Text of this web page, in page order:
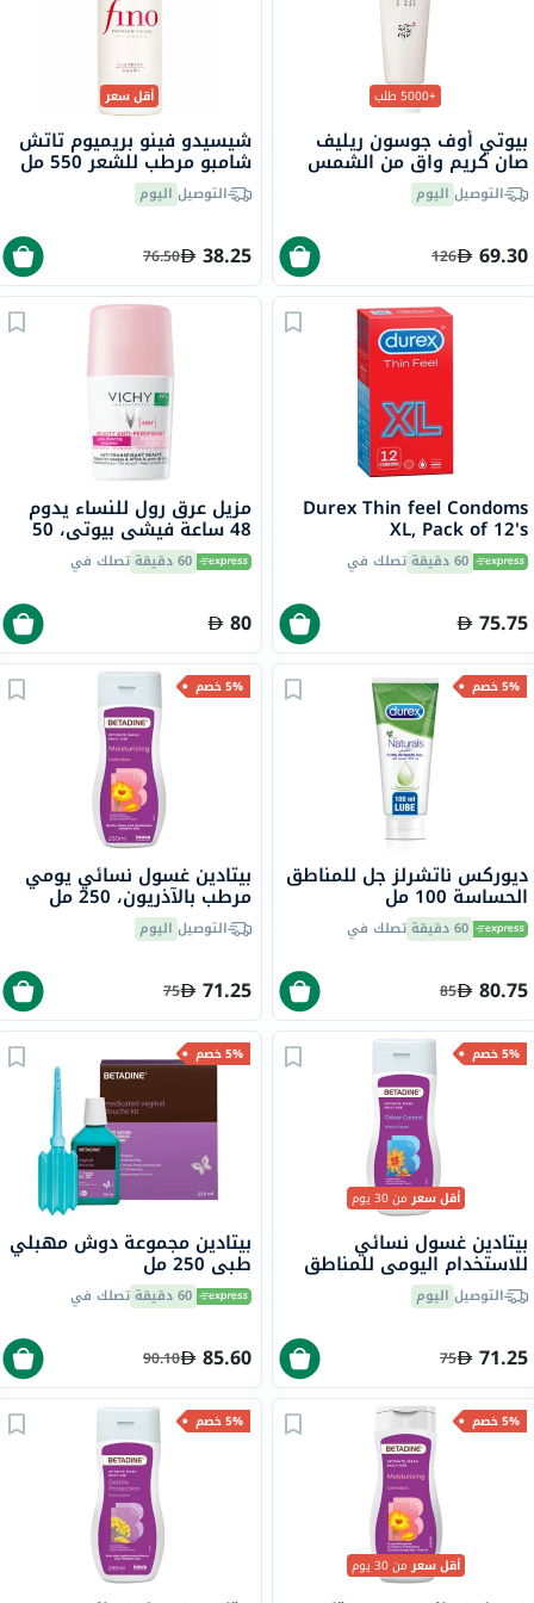
+5000 طلب
بيوتي أوف جوسون ريليف
صان كريم واقٍ من الشمس
عضوي بلأرز والبروبيوتيك
التوصيل اليوم
69.30
126
أقل سعر
شيسيدو فينو بريميوم تاتش
شامبو مرطب للشعر 550 مل
التوصيل اليوم
38.25
76.50
Durex Thin feel Condoms
XL, Pack of 12's
60 دقيقة تصلك في
75.75
مزيل عرق رول للنساء يدوم
48 ساعة فيشي بيوتي، 50
مل 60 دقيقة تصلك في
80
5% خصم
ديوركس ناتشرلز جل للمناطق
الحساسة 100 مل
60 دقيقة تصلك في
80.75
85
5% خصم
بيتادين غسول نسائي يومي
مرطب بالآذريون، 250 مل
التوصيل اليوم
71.25
75
5% خصم
أقل سعرمن 30 يوم
بيتادين غسول نسائي
للاستخدام اليومي للمناطق
الحميمية للتحكم في الروائح
بخلاصة البندق 250 مل
التوصيل اليوم
71.25
75
5% خصم
بيتادين مجموعة دوش مهبلي
طبي 250 مل
60 دقيقة تصلك في
85.60
90.10
5% خصم
أقل سعرمن 30 يوم
5% خصم